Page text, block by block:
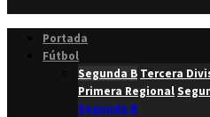
Portada
Fútbol
Segunda B Tercera
Primera Regional
Segunda B